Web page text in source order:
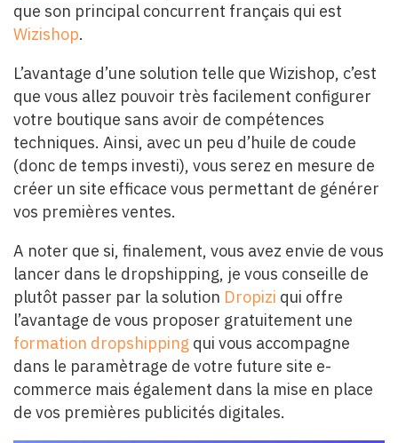
que son principal concurrent français qui est
Wizishop.
L’avantage d’une solution telle que Wizishop, c’est
que vous allez pouvoir très facilement configurer
votre boutique sans avoir de compétences
techniques. Ainsi, avec un peu d’huile de coude
(donc de temps investi), vous serez en mesure de
créer un site efficace vous permettant de générer
vos premières ventes.
A noter que si, finalement, vous avez envie de vous
lancer dans le dropshipping, je vous conseille de
plutôt passer par la solution Dropizi qui offre
l’avantage de vous proposer gratuitement une
formation dropshipping qui vous accompagne
dans le paramètrage de votre future site e-
commerce mais également dans la mise en place
de vos premières publicités digitales.